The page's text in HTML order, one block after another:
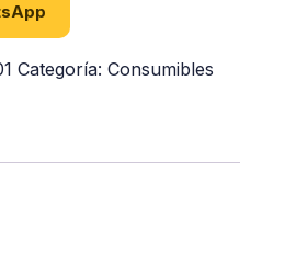
Categoría:Consumibles